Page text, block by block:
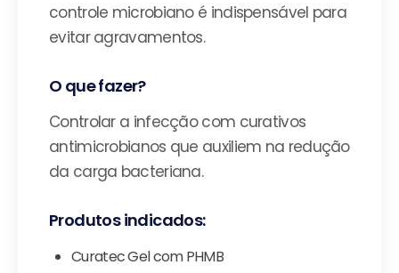
controle microbiano é indispensável para
evitar agravamentos.
O que fazer?
Controlar a infecção com curativos
antimicrobianos que auxiliem na redução
da carga bacteriana.
Produtos indicados:
Curatec Gel com PHMB